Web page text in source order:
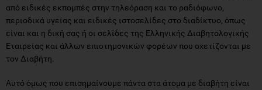
από ειδικές εκπομπές στην τηλεόραση και το ραδιόφωνο,
περιοδικά υγείας και ειδικές ιστοσελίδες στο διαδίκτυο, όπως
είναι και η δική σας ή οι σελίδες της Ελληνικής Διαβητολογικής
Εταιρείας και άλλων επιστημονικών φορέων που σχετίζονται με
τον Διαβήτη.
Αυτό όμως που επισημαίνουμε πάντα στα άτομα με διαβήτη είναι